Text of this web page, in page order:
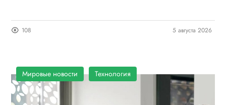
108 5 августа 2026
Мировые новости Технология